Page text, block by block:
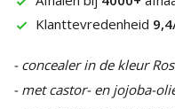
Klanttevredenheid
- concealer in de kleur
- met castor- en jojoba-